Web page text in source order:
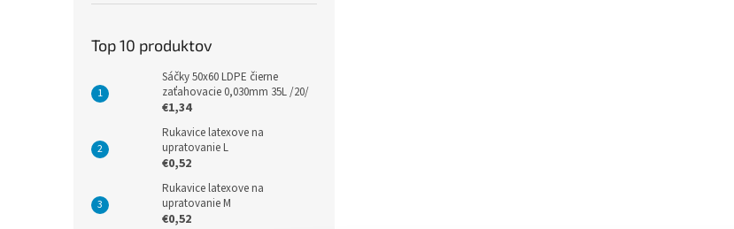
Top 10 produktov
Sáčky 50x60 LDPE čierne
zaťahovacie 0,030mm 35L /20/
€1,34
Rukavice latexove na
upratovanie L
€0,52
Rukavice latexove na
upratovanie M
€0,52